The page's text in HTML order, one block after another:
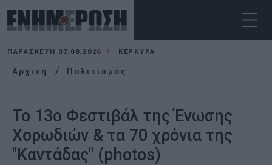
ΠΑΡΑΣΚΕΥΉ 07.08.2026 ΚΕΡΚΥΡΑ
Αρχική Πολιτισμός
Το 13ο Φεστιβάλ της Ένωσης
Χορωδιών & τα 70 χρόνια της
"Καντάδας" (photos)